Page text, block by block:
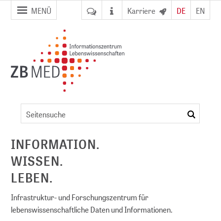
Zur
Seitennavigation
Zum
Inhalt
MENÜ Karriere DE EN
Bibliothek
suchen
INFORMATION.
WISSEN.
LEBEN.
Infrastruktur- und Forschungszentrum für
lebenswissenschaftliche Daten und Informationen.